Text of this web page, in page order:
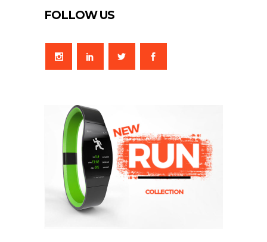
FOLLOW US